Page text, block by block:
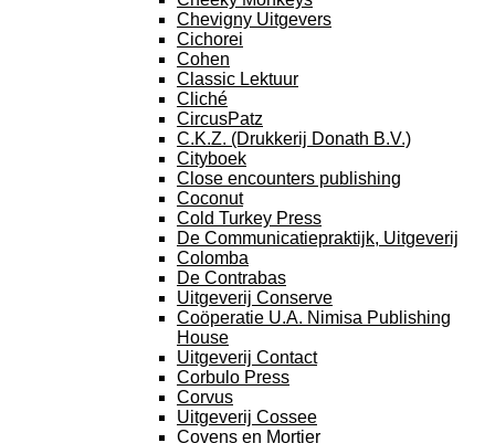
Chevigny Uitgevers
Cichorei
Cohen
Classic Lektuur
Cliché
CircusPatz
C.K.Z. (Drukkerij Donath B.V.)
Cityboek
Close encounters publishing
Coconut
Cold Turkey Press
De Communicatiepraktijk, Uitgeverij
Colomba
De Contrabas
Uitgeverij Conserve
Coöperatie U.A. Nimisa Publishing
House
Uitgeverij Contact
Corbulo Press
Corvus
Uitgeverij Cossee
Covens en Mortier